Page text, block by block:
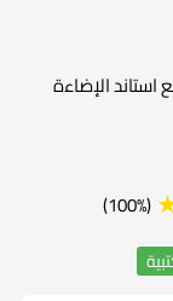
استاند الإضاءة
تجسيدًا
والتصميم
فريد، مما
(100%)